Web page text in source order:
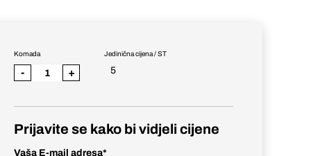
Jedinična cijena / ST
5
Komada
- +
Prijavite se kako bi vidjeli cijene
Vaša E-mail adresa*